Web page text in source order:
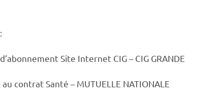
Site Internet CIG – CIG GRANDE
contrat Santé – MUTUELLE NATIONALE